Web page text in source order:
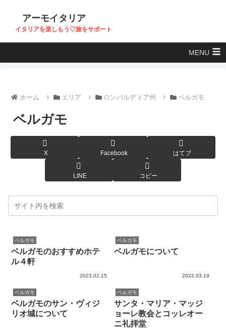
アーモイタリア
イタリアを楽しもう♡旅をサポート
MENU
ホーム エリア ロンバルディア州 ベルガモ
ベルガモ
X Facebook はてブ
LINE コピー
ベルガモ
ベルガモのおすすめホテ
ル４軒
2023.02.15
ベルガモ
ベルガモについて
2022.03.19
ベルガモ
ベルガモのサン・ヴィジ
リオ城について
ベルガモ
サンタ・マリア・マッジ
ョーレ教会とコッレオー
ニ礼拝堂